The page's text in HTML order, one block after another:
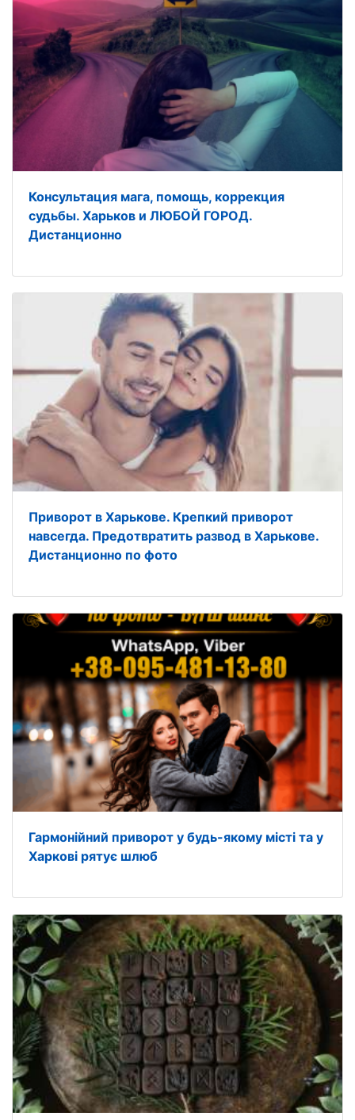
Консультация мага, помощь, коррекция
судьбы. Харьков и ЛЮБОЙ ГОРОД.
Дистанционно
Приворот в Харькове. Крепкий приворот
навсегда. Предотвратить развод в Харькове.
Дистанционно по фото
Гармонійний приворот у будь-якому місті та у
Харкові рятує шлюб